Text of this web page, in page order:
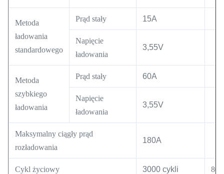
Metoda
ładowania
standardowego
Prąd stały 15A
Napięcie
ładowania
3,55V
Metoda
szybkiego
ładowania
Prąd stały 60A
Napięcie
ładowania
3,55V
Maksymalny ciągły prąd
rozładowania
180A
Cykl życiowy 3000 cykli